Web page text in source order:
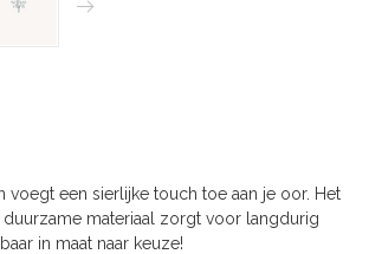
voegt een sierlijke touch toe aan je oor. Het
materiaal zorgt voor langdurig
in maat naar keuze!